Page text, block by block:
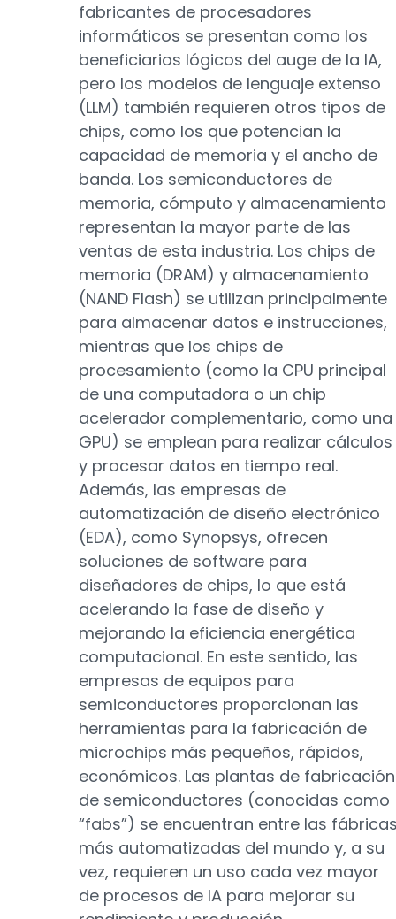
fabricantes de procesadores
informáticos se presentan como los
beneficiarios lógicos del auge de la IA,
pero los modelos de lenguaje extenso
(LLM) también requieren otros tipos de
chips, como los que potencian la
capacidad de memoria y el ancho de
banda. Los semiconductores de
memoria, cómputo y almacenamiento
representan la mayor parte de las
ventas de esta industria. Los chips de
memoria (DRAM) y almacenamiento
(NAND Flash) se utilizan principalmente
para almacenar datos e instrucciones,
mientras que los chips de
procesamiento (como la CPU principal
de una computadora o un chip
acelerador complementario, como una
GPU) se emplean para realizar cálculos
y procesar datos en tiempo real.
Además, las empresas de
automatización de diseño electrónico
(EDA), como Synopsys, ofrecen
soluciones de software para
diseñadores de chips, lo que está
acelerando la fase de diseño y
mejorando la eficiencia energética
computacional. En este sentido, las
empresas de equipos para
semiconductores proporcionan las
herramientas para la fabricación de
microchips más pequeños, rápidos,
económicos. Las plantas de fabricación
de semiconductores (conocidas como
“fabs”) se encuentran entre las
más automatizadas del mundo y, a su
vez, requieren un uso cada vez mayor
de procesos de IA para mejorar su